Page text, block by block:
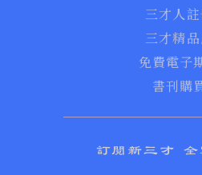
三才人
三才精
免費電子
書刊購
訂閱新三才 全